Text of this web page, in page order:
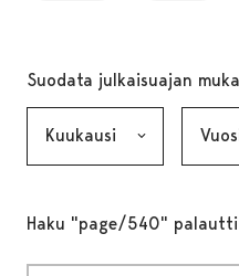
Suodata julkaisuajan
Haku "page/540" palautti